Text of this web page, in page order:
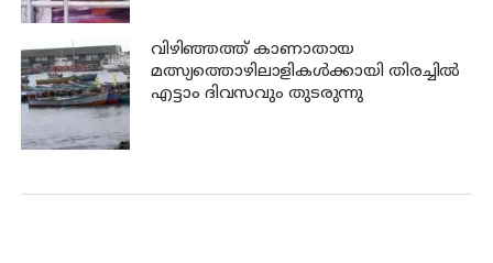
വിഴിഞ്ഞത്ത് കാണാതായ
മത്സ്യത്തൊഴിലാളികൾക്കായി തിരച്ചിൽ
എട്ടാം ദിവസവും തുടരുന്നു